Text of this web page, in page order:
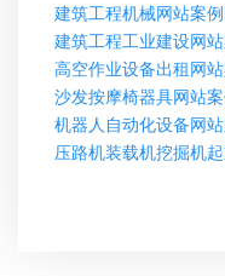
建筑工程机械网站案
建筑工程工业建设网
高空作业设备出租网
沙发按摩椅器具网站
机器人自动化设备网
压路机装载机挖掘机